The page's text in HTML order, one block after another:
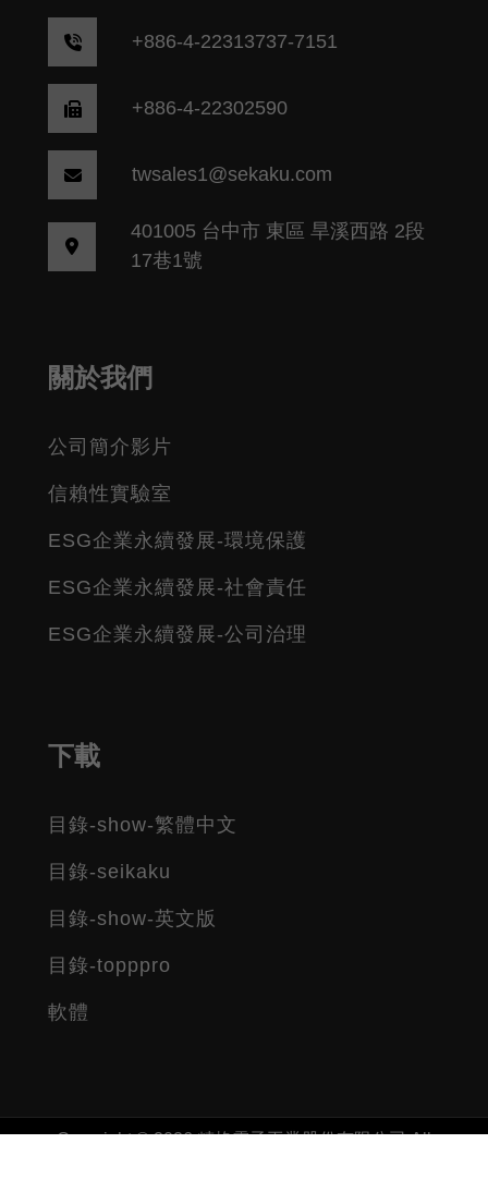
+886-4-22313737-7151
+886-4-22302590
twsales1@sekaku.com
401005 台中市 東區 旱溪西路 2段
17巷1號
關於我們
公司簡介影片
信賴性實驗室
ESG企業永續發展-環境保護
ESG企業永續發展-社會責任
ESG企業永續發展-公司治理
下載
目錄-show-繁體中文
目錄-seikaku
目錄-show-英文版
目錄-topppro
軟體
Copyright © 2026 精格電子工業股份有限公司 All